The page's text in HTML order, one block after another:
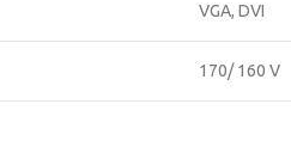
VGA, DVI
170/ 160 V